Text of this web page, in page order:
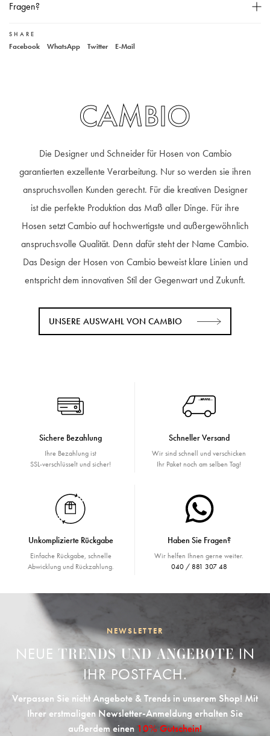
Eingrifftaschen,
Bügelfalten,
Innenbeinlänge ca. 74 cm,
Handwäsche,
Fragen?
Unser Kundenservice
SHARE
Facebook WhatsApp Twitter E-Mail
CAMBIO
Die Designer und Schneider für Hosen von Cambio
garantierten exzellente Verarbeitung. Nur so werden sie ihren
anspruchsvollen Kunden gerecht. Für die kreativen Designer
ist die perfekte Produktion das Maß aller Dinge. Für ihre
Hosen setzt Cambio auf hochwertigste und außergewöhnlich
anspruchsvolle Qualität. Denn dafür steht der Name Cambio.
Das Design der Hosen von Cambio beweist klare Linien und
entspricht dem innovativen Stil der Gegenwart und Zukunft.
UNSERE AUSWAHL VON CAMBIO
Sichere Bezahlung
Ihre Bezahlung ist
SSL-verschlüsselt und sicher!
Schneller Versand
Wir sind schnell und verschicken
Ihr Paket noch am selben Tag!
Unkomplizierte Rückgabe
Einfache Rückgabe, schnelle
Abwicklung und Rückzahlung.
Haben Sie Fragen?
Wir helfen Ihnen gerne weiter.
040 / 881 307 48
NEWSLETTER
NEUE TRENDS UND ANGEBOTEIN
IHR POSTFACH.
Verpassen Sie nicht Angebote & Trends in unserem Shop! Mit
Ihrer erstmaligen Newsletter-Anmeldung erhalten Sie
außerdem einen 10% Gutschein!